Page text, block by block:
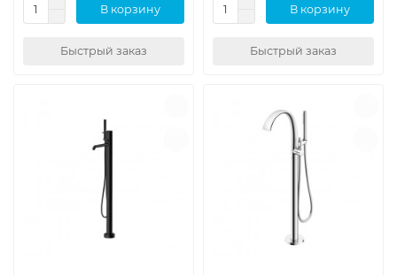
В корзину
Быстрый заказ
В корзину
Быстрый заказ